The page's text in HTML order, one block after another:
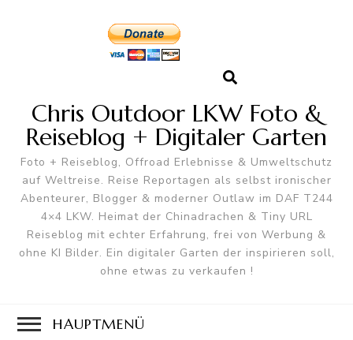
Chris Outdoor LKW Foto &
Reiseblog + Digitaler Garten
Foto + Reiseblog, Offroad Erlebnisse & Umweltschutz
auf Weltreise. Reise Reportagen als selbst ironischer
Abenteurer, Blogger & moderner Outlaw im DAF T244
4×4 LKW. Heimat der Chinadrachen & Tiny URL
Reiseblog mit echter Erfahrung, frei von Werbung &
ohne KI Bilder. Ein digitaler Garten der inspirieren soll,
ohne etwas zu verkaufen !
HAUPTMENÜ